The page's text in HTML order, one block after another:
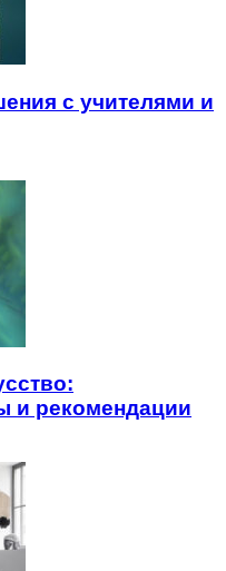
с учителями и
и рекомендации